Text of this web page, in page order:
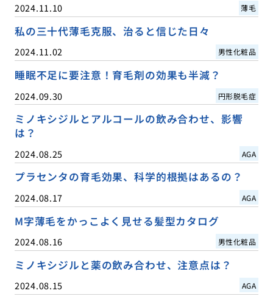
2024.11.10 薄毛
私の三十代薄毛克服、治ると信じた日々
2024.11.02 男性化粧品
睡眠不足に要注意！育毛剤の効果も半減？
2024.09.30 円形脱毛症
ミノキシジルとアルコールの飲み合わせ、影響
は？
2024.08.25 AGA
プラセンタの育毛効果、科学的根拠はあるの？
2024.08.17 AGA
M字薄毛をかっこよく見せる髪型カタログ
2024.08.16 男性化粧品
ミノキシジルと薬の飲み合わせ、注意点は？
2024.08.15 AGA